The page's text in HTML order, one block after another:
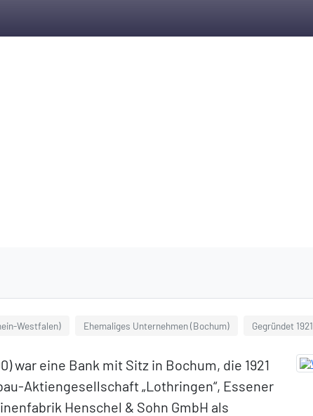
Westfalen) Ehemaliges Unternehmen (Bochum) Gegründet 1921
war eine Bank mit Sitz in Bochum, die 1921
Aktiengesellschaft „Lothringen“, Essener
Henschel & Sohn GmbH als